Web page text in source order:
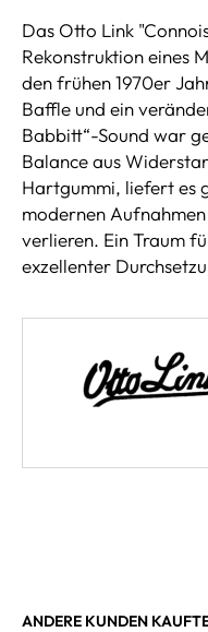
Das Otto Link
Rekonstruktion eines
den frühen 1970er
Baffle und ein
Babbitt“-Sound war
Balance aus
Hartgummi, liefert es
modernen
verlieren. Ein Traum
exzellenter
ANDERE KUNDEN